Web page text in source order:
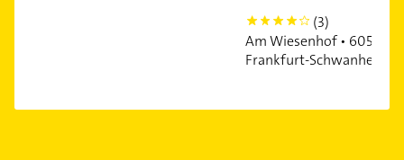
4
(3)
Am Wiesenhof • 60529
Frankfurt-Schwanheim